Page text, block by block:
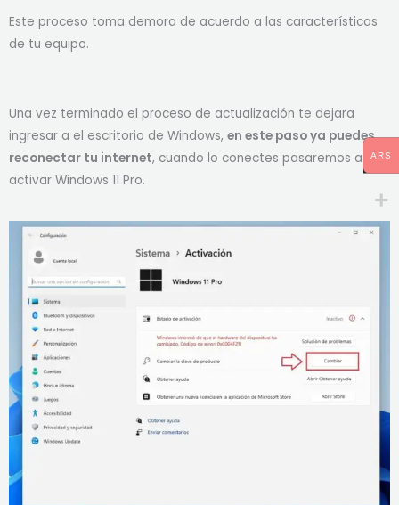
Este proceso toma demora de acuerdo a las características
de tu equipo.
Una vez terminado el proceso de actualización te dejara
ingresar a el escritorio de Windows, en este paso ya puedes
reconectar tu internet, cuando lo conectes pasaremos a
activar Windows 11 Pro.
ARS